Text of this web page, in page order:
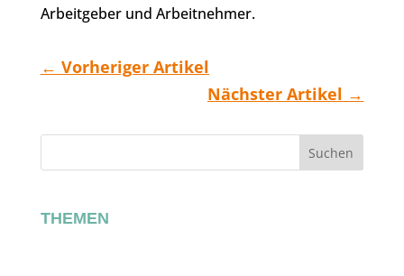
Arbeitgeber und Arbeitnehmer.
← Vorheriger Artikel
Nächster Artikel →
Suchen
THEMEN